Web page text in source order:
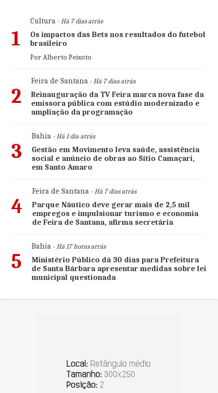
1
Cultura- Há 7 dias atrás
Os impactos das Bets nos resultados do futebol
brasileiro
Por Alberto Peixoto
2
Feira de Santana- Há 7 dias atrás
Reinauguração da TV Feira marca nova fase da
emissora pública com estúdio modernizado e
ampliação da programação
3
Bahia- Há 1 dia atrás
Gestão em Movimento leva saúde, assistência
social e anúncio de obras ao Sítio Camaçari,
em Santo Amaro
4
Feira de Santana- Há 7 dias atrás
Parque Náutico deve gerar mais de 2,5 mil
empregos e impulsionar turismo e economia
de Feira de Santana, afirma secretária
5
Bahia- Há 17 horas atrás
Ministério Público dá 30 dias para Prefeitura
de Santa Bárbara apresentar medidas sobre lei
municipal questionada